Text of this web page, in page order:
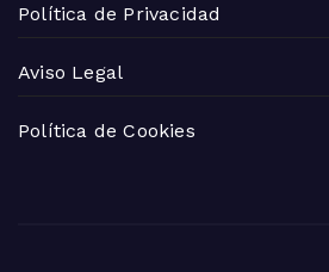
Política de Privacidad
Aviso Legal
Política de Cookies